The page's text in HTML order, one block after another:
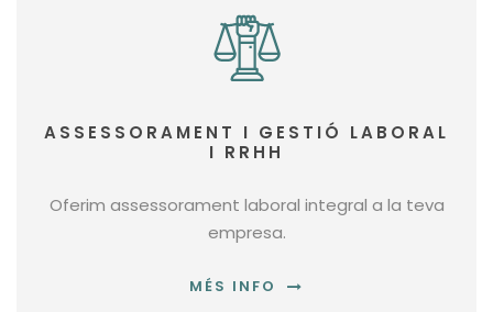
ASSESSORAMENT I GESTIÓ LABORAL
I RRHH
Oferim assessorament laboral integral a la teva
empresa.
MÉS INFO